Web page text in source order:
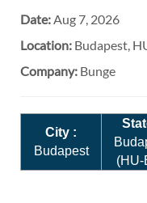
Date:Aug 7, 2026
Location: Budapest,
Company: Bunge
City :
Budapest
(HU-